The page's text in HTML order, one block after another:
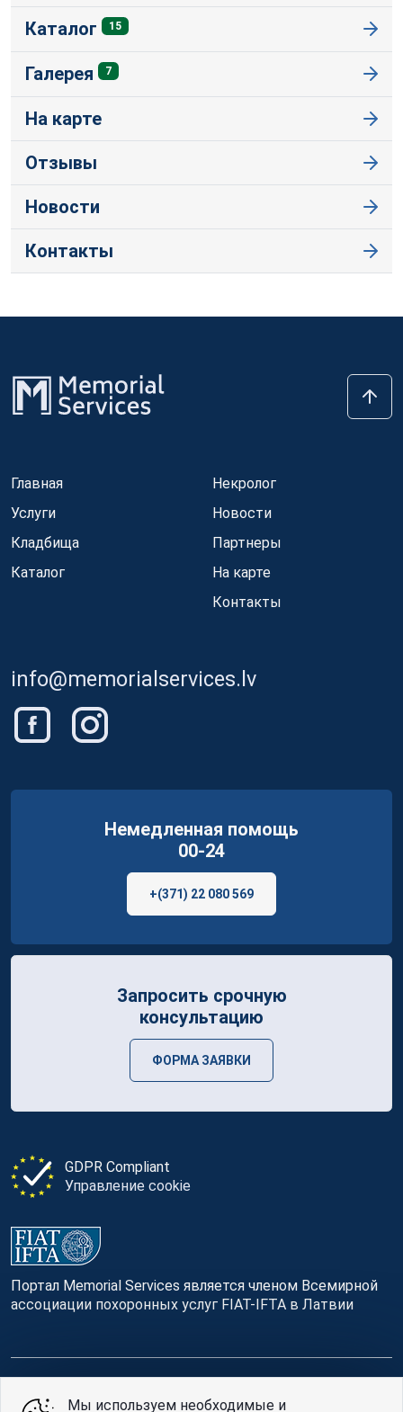
Каталог 15
Галерея 7
На карте
Отзывы
Новости
Контакты
Главная
Услуги
Кладбища
Каталог
Некролог
Новости
Партнеры
На карте
Контакты
info@memorialservices.lv
GDPR Compliant
Управление cookie
Портал Memorial Services является членом Всемирной
ассоциации похоронных услуг FIAT-IFTA в Латвии
Немедленная помощь
00-24
+(371) 22 080 569
Запросить срочную
консультацию
ФОРМА ЗАЯВКИ
© Memorial Services, 2016 — 2026 pr3-g
Мы используем необходимые и